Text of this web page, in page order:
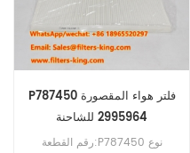
P787450 فلتر هواء المقصورة
2995964 للشاحنة
رقم القطعة:P787450 نوع